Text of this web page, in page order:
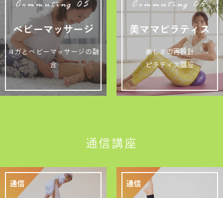
Commuting 05
ベビーマッサージ
ヨガとベビーマッサージの融
合
Commuting 06
美ママピラティス
美しさの再設計
ピラティス講座
通信講座